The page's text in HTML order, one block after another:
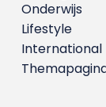
Onderwijs
Lifestyle
International